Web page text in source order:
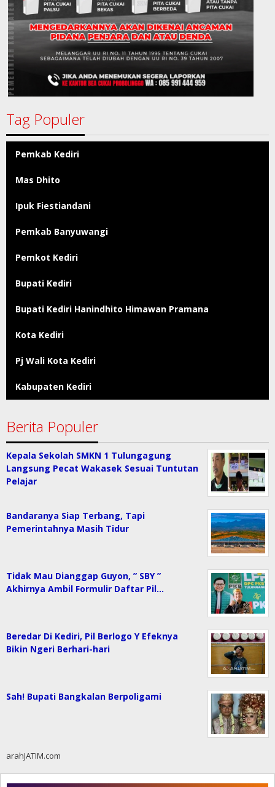
Tag Populer
Pemkab Kediri
Mas Dhito
Ipuk Fiestiandani
Pemkab Banyuwangi
Pemkot Kediri
Bupati Kediri
Bupati Kediri Hanindhito Himawan Pramana
Kota Kediri
Pj Wali Kota Kediri
Kabupaten Kediri
Berita Populer
Kepala Sekolah SMKN 1 Tulungagung
Langsung Pecat Wakasek Sesuai Tuntutan
Pelajar
Bandaranya Siap Terbang, Tapi
Pemerintahnya Masih Tidur
Tidak Mau Dianggap Guyon, ” SBY ”
Akhirnya Ambil Formulir Daftar Pil…
Beredar Di Kediri, Pil Berlogo Y Efeknya
Bikin Ngeri Berhari-hari
Sah! Bupati Bangkalan Berpoligami
arahJATIM.com